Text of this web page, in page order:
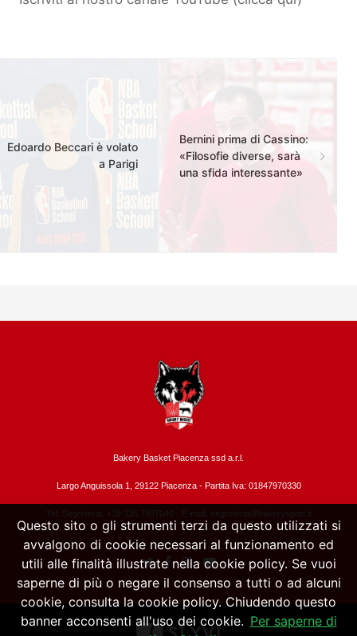
Edoardo Beccari è volato
a Parigi
Bernini prima di Cassino:
«Filosofie diverse, sarà
una sfida interessante»
Bakery Basket Piacenza ssd a.r.l.
Largo Anguissola 1, 29122 Piacenza - Partita Iva: 01847970330
Tel. Segreteria: +39 335.7897040 - E-mail: segreteria@bakerysport.it
Questo sito o gli strumenti terzi da questo utilizzati si
avvalgono di cookie necessari al funzionamento ed
utili alle finalità illustrate nella cookie policy. Se vuoi
saperne di più o negare il consenso a tutti o ad alcuni
cookie, consulta la cookie policy. Chiudendo questo
banner acconsenti all'uso dei cookie. Per saperne di